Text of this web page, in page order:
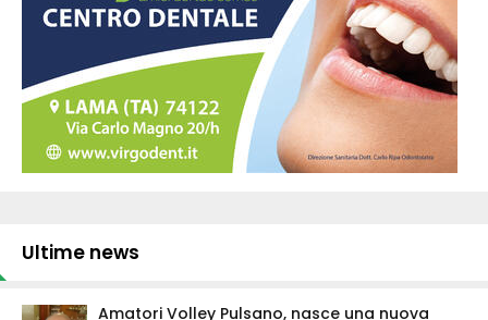
Ultime news
Amatori Volley Pulsano, nasce una nuova